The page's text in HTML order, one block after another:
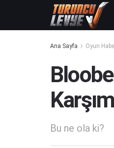
Ana Sayfa Oyun
Bu ne ola ki?